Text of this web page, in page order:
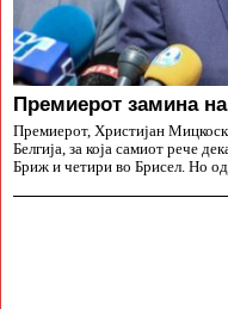
Премиерот замина
Премиерот, Христијан
Белгија, за која самиот рече
Бриж и четири во Брисел. Но